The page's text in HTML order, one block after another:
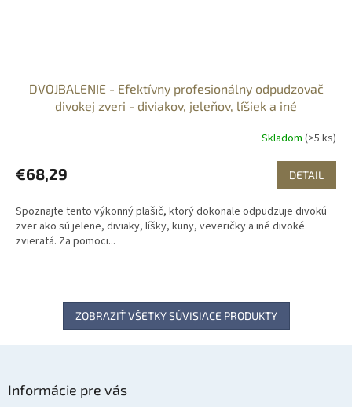
DVOJBALENIE - Efektívny profesionálny odpudzovač
divokej zveri - diviakov, jeleňov, líšiek a iné
Skladom (>5 ks)
€68,29 DETAIL
Spoznajte tento výkonný plašič, ktorý dokonale odpudzuje divokú
zver ako sú jelene, diviaky, líšky, kuny, veveričky a iné divoké
zvieratá. Za pomoci...
ZOBRAZIŤ VŠETKY SÚVISIACE PRODUKTY
Informácie pre vás